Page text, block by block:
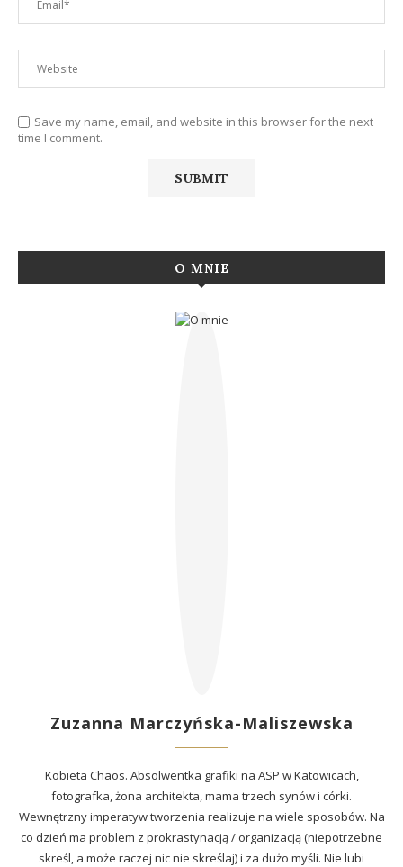
Save my name, email, and website in this browser for the next
time I comment.
O MNIE
Zuzanna Marczyńska-Maliszewska
Kobieta Chaos. Absolwentka grafiki na ASP w Katowicach,
fotografka, żona architekta, mama trzech synów i córki.
Wewnętrzny imperatyw tworzenia realizuje na wiele sposobów. Na
co dzień ma problem z prokrastynacją / organizacją (niepotrzebne
skreśl, a może raczej nic nie skreślaj) i za dużo myśli. Nie lubi